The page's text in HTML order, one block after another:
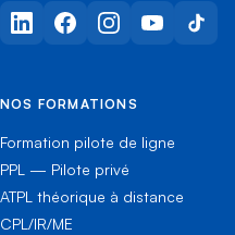
LinkedInFacebookInstagramYouTubeTikTok
NOS FORMATIONS
Formation pilote de ligne
PPL — Pilote privé
ATPL théorique à distance
CPL/IR/ME